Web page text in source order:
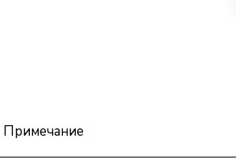
Примечание